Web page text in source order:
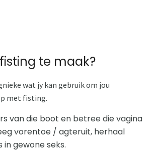
te maak?
wat jy kan gebruik om jou
met fisting.
van die boot en betree die vagina
vorentoe / agteruit, herhaal
in gewone seks.